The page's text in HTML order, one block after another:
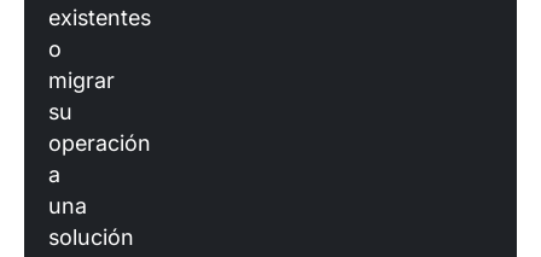
existentes
o
migrar
su
operación
a
una
solución